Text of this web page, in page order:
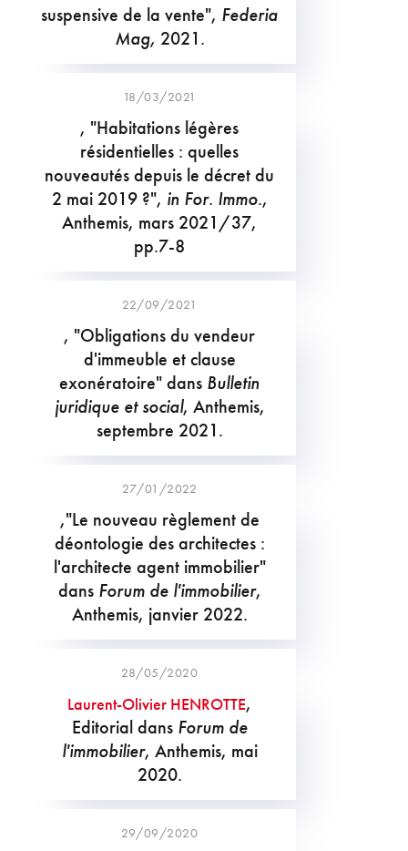
suspensive de la vente", Federia
Mag, 2021.
18/03/2021
, "Habitations légères
résidentielles : quelles
nouveautés depuis le décret du
2 mai 2019 ?", in For. Immo.,
Anthemis, mars 2021/37,
pp.7-8
22/09/2021
, "Obligations du vendeur
d'immeuble et clause
exonératoire" dans Bulletin
juridique et social, Anthemis,
septembre 2021.
27/01/2022
,"Le nouveau règlement de
déontologie des architectes :
l'architecte agent immobilier"
dans Forum de l'immobilier,
Anthemis, janvier 2022.
28/05/2020
Laurent-Olivier HENROTTE,
Editorial dans Forum de
l'immobilier, Anthemis, mai
2020.
29/09/2020